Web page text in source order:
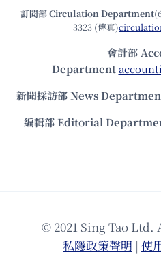
訂閱部 Circulation Department
3323 (傳真)
會計部
Department
新聞採訪部 News
編輯部 Editorial
© 2021 Sing Tao
私隱政策聲明 | 使